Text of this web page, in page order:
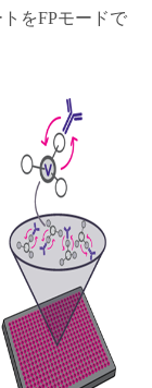
をFPモードで